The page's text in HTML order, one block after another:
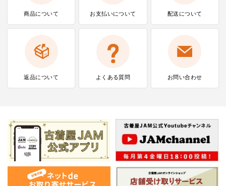
商品について お支払いについて 配送について
返品について よくある質問 お問い合わせ